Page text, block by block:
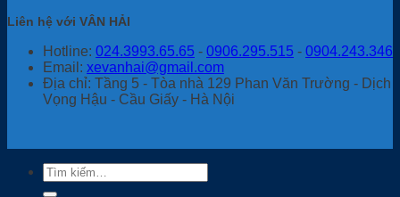
Liên hệ với VÂN HẢI
Hotline: 024.3993.65.65 - 0906.295.515 - 0904.243.346
Email: xevanhai@gmail.com
Địa chỉ: Tầng 5 - Tòa nhà 129 Phan Văn Trường - Dịch
Vọng Hậu - Cầu Giấy - Hà Nội
Tìm
kiếm: